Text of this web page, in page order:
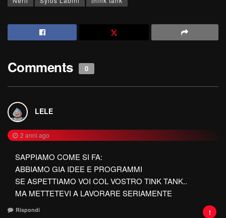
Comments 0
LELE
2 anni ago
SAPPIAMO COME SI FA:
ABBIAMO GIA IDEE E PROGRAMMI
SE ASPETTIAMO VOI COL VOSTRO TINK TANK..
MA METTETEVI A LAVORARE SERIAMENTE
Rispondi